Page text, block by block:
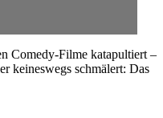
Comedy-Filme katapultiert –
keineswegs schmälert: Das